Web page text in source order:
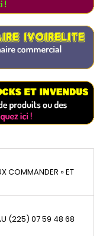
COMMANDER » ET
(225) 07 59 48 68